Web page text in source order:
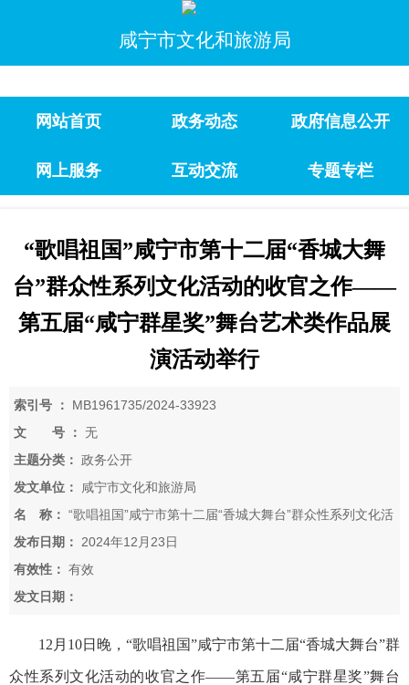
咸宁市文化和旅游局
网站首页 政务动态 政府信息公开
网上服务 互动交流 专题专栏
“歌唱祖国”咸宁市第十二届“香城大舞
台”群众性系列文化活动的收官之作——
第五届“咸宁群星奖”舞台艺术类作品展
演活动举行
索引号 ：
MB1961735/2024-33923
文 号 ： 无
主题分类： 政务公开
发文单位：
咸宁市文化和旅游局
名 称： “歌唱祖国”咸宁市第十二届“香城大舞台”群众性系列文化活
动的收官之作——第五届“咸宁群星奖”舞台艺术类作品展演活动举行
发布日期：
2024年12月23日
有效性： 有效
发文日期：
12月10日晚，“歌唱祖国”咸宁市第十二届“香城大舞台”群
众性系列文化活动的收官之作——第五届“咸宁群星奖”舞台